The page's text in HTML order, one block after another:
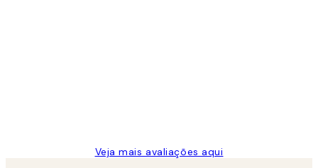
Veja mais avaliações aqui